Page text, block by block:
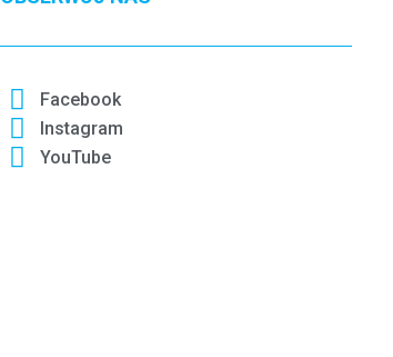
Facebook
Instagram
YouTube